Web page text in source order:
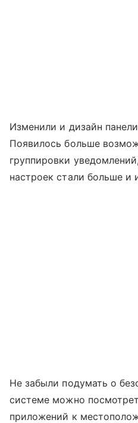
Изменили и дизайн
Появилось больше
группировки
настроек стали больше и
Не забыли подумать о
системе можно
приложений к